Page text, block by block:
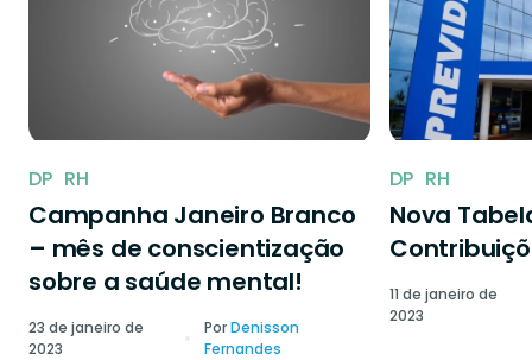
DP RH
Campanha Janeiro Branco
– mês de conscientização
sobre a saúde mental!
23 de janeiro de
2023
PorDenisson
Fernandes
DP RH
Nova
11 de janeiro de
2023